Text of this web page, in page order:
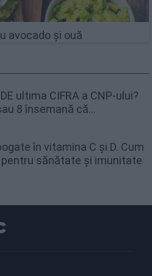
avocado și ouă
ultima CIFRA a CNP-ului?
8 însemană că...
în vitamina C și D. Cum
sănătate și imunitate